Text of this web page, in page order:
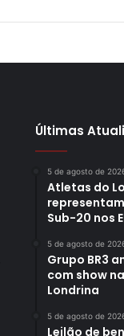
Últimas
5 de agosto de
Atletas do
Sub-20 nos
5 de agosto de
Grupo BR3
com show
Londrina
5 de agosto de
Leilão de